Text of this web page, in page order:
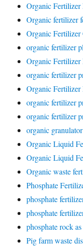
Organic
Organic fertilizer
Organic Fertilizer
organic fertilizer
Organic Fertilizer
organic fertilizer
Organic
organic fertilizer
organic fertilizer
organic
Organic Liquid
Organic Liquid
Organic waste
Phosphate
phosphate
phosphate
phosphate rock
Pig farm waste